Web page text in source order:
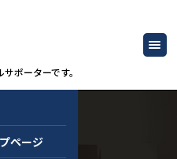
ポーターです。
ページ